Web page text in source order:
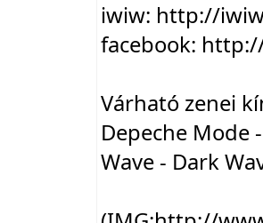
iwiw: http://
facebook:
Várható zenei
Depeche Mode
Wave - Dark